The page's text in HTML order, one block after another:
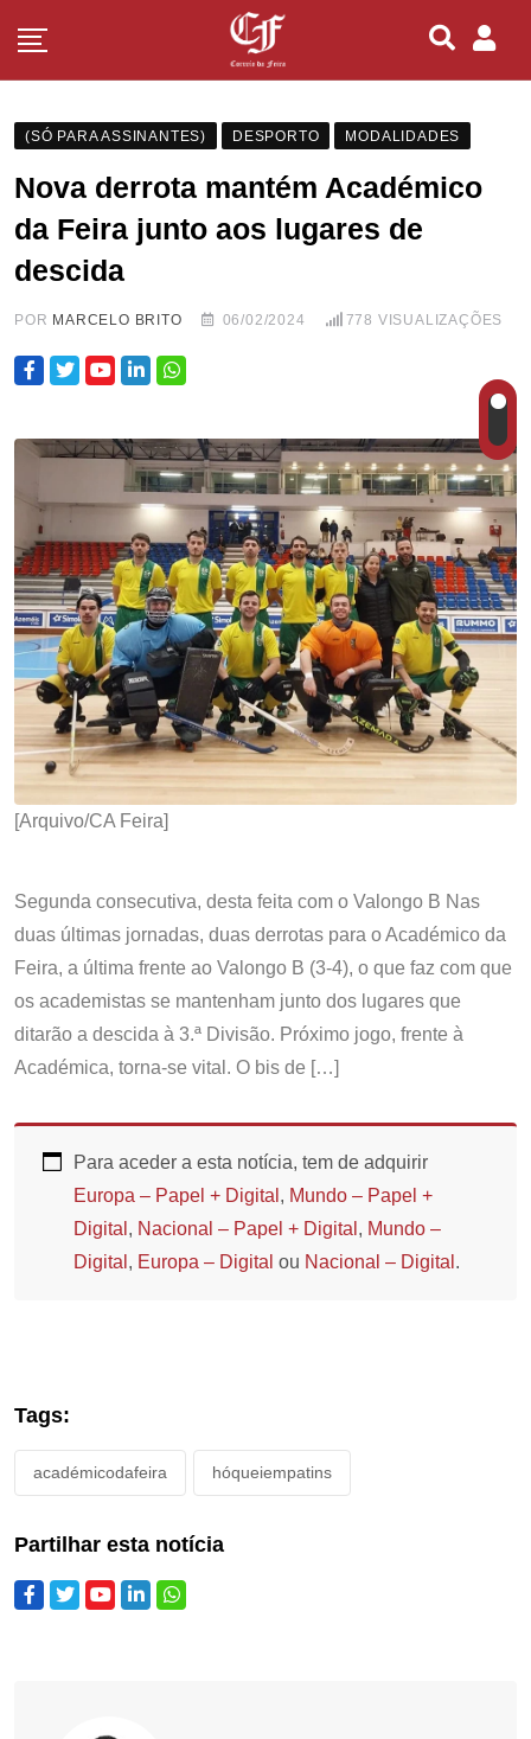
(SÓ PARA ASSINANTES) DESPORTO MODALIDADES
Nova derrota mantém Académico
da Feira junto aos lugares de
descida
POR MARCELO BRITO 06/02/2024 778 VISUALIZAÇÕES
[Arquivo/CA Feira]
Segunda consecutiva, desta feita com o Valongo B Nas
duas últimas jornadas, duas derrotas para o Académico da
Feira, a última frente ao Valongo B (3-4), o que faz com que
os academistas se mantenham junto dos lugares que
ditarão a descida à 3.ª Divisão. Próximo jogo, frente à
Académica, torna-se vital. O bis de […]
Para aceder a esta notícia, tem de adquirir
Europa – Papel + Digital , Mundo – Papel +
Digital , Nacional – Papel + Digital , Mundo –
Digital , Europa – Digital ou Nacional – Digital .
Tags:
académicodafeira hóqueiempatins
Partilhar esta notícia